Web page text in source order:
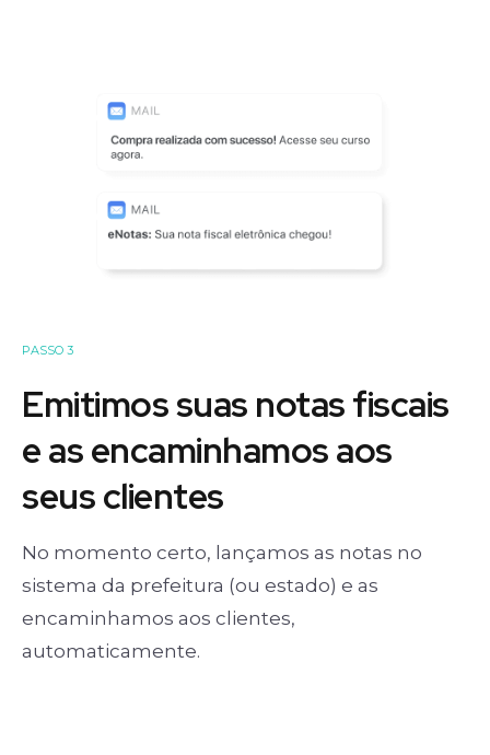
PASSO 3
Emitimos suas notas fiscais
e as encaminhamos aos
seus clientes
No momento certo, lançamos as notas no
sistema da prefeitura (ou estado) e as
encaminhamos aos clientes,
automaticamente.